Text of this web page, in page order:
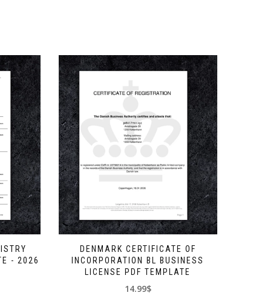
- 2026
DENMARK CERTIFICATE OF
INCORPORATION BL BUSINESS
LICENSE PDF TEMPLATE
14.99$